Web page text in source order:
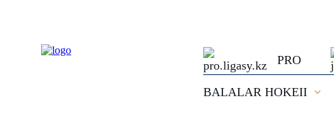
PRO
BALALAR HOKEII